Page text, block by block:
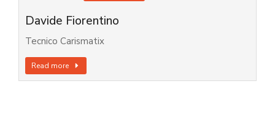
Davide Fiorentino
Tecnico Carismatix
Read more